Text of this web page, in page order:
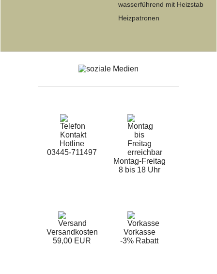
wasserführend mit Heizstab
Heizpatronen
Hotline
03445-711497
Montag-Freitag
8 bis 18 Uhr
Versandkosten
59,00 EUR
Vorkasse
-3% Rabatt